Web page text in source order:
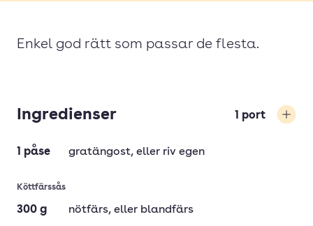
Enkel god rätt som passar de flesta.
Ingredienser 1 port
1 påse gratängost, eller riv egen
Köttfärssås
300 g nötfärs, eller blandfärs